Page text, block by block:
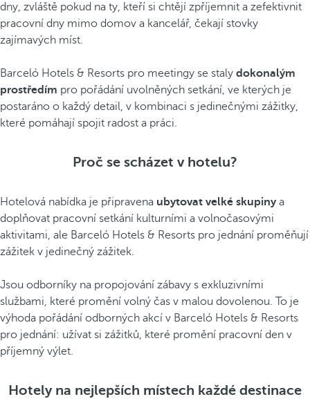
dny, zvláště pokud na ty, kteří si chtějí zpříjemnit a zefektivnit
pracovní dny mimo domov a kancelář, čekají stovky
zajímavých míst.
Barceló Hotels & Resorts pro meetingy se staly dokonalým
prostředím pro pořádání uvolněných setkání, ve kterých je
postaráno o každý detail, v kombinaci s jedinečnými zážitky,
které pomáhají spojit radost a práci.
Proč se scházet v hotelu?
Hotelová nabídka je připravena ubytovat velké skupinya
doplňovat pracovní setkání kulturními a volnočasovými
aktivitami, ale Barceló Hotels & Resorts pro jednání proměňují
zážitek v jedinečný zážitek.
Jsou odborníky na propojování zábavy s exkluzivními
službami, které promění volný čas v malou dovolenou. To je
výhoda pořádání odborných akcí v Barceló Hotels & Resorts
pro jednání: užívat si zážitků, které promění pracovní den v
příjemný výlet.
Hotely na nejlepších místech každé destinace